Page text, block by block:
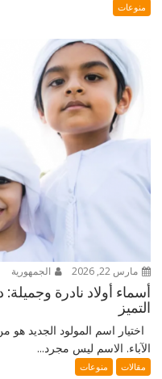
منوعات
مارس 22, 2026 الجمهورية
أسماء أولاد نادرة
التميز
اختيار اسم المولود الجديد
الآباء. الاسم ليس مجرد...
مقالات منوعات